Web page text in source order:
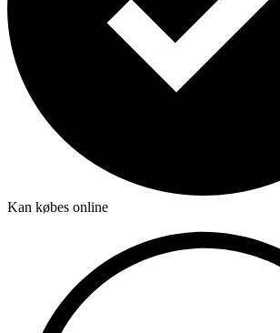
Kan købes online